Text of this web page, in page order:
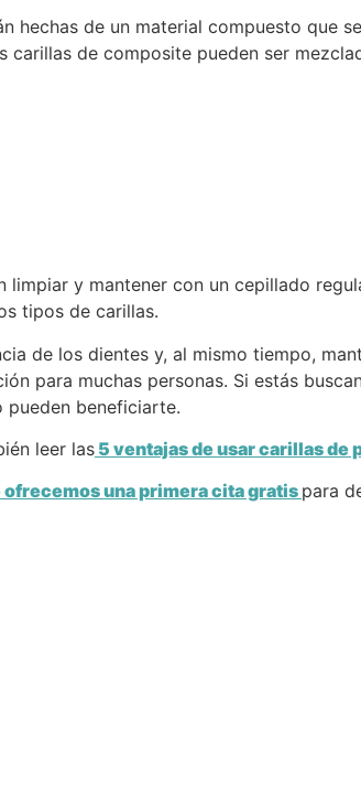
hechas de un material compuesto que
de composite pueden ser
y mantener con un cepillado
tipos de carillas.
de los dientes y, al mismo tiempo,
para muchas personas. Si estás
beneficiarte.
leer las 5 ventajas de usar carillas de
ofrecemos una primera cita gratispara